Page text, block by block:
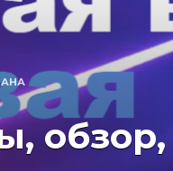
обзор,